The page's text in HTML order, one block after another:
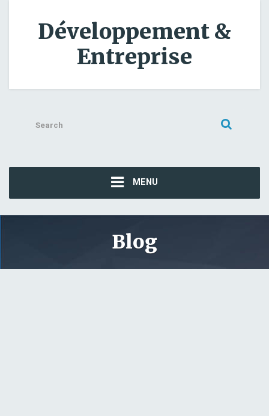
Développement &
Entreprise
for:
MENU
Blog